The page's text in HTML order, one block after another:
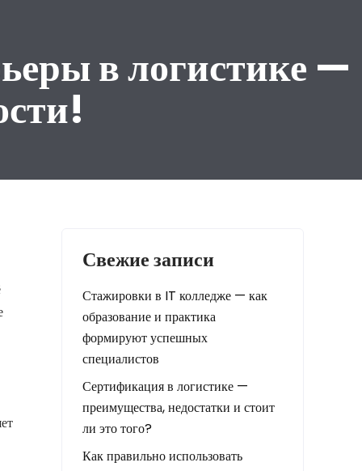
в логистике —
Свежие записи
Стажировки в IT колледже — как
образование и практика
формируют успешных
специалистов
Сертификация в логистике —
преимущества, недостатки и стоит
ли это того?
Как правильно использовать